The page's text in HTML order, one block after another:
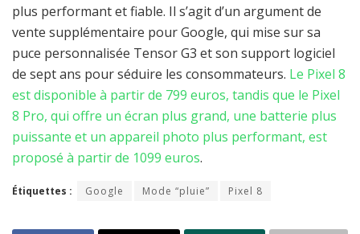
plus performant et fiable. Il s’agit d’un argument de
vente supplémentaire pour Google, qui mise sur sa
puce personnalisée Tensor G3 et son support logiciel
de sept ans pour séduire les consommateurs. Le Pixel 8
est disponible à partir de 799 euros, tandis que le Pixel
8 Pro, qui offre un écran plus grand, une batterie plus
puissante et un appareil photo plus performant, est
proposé à partir de 1099 euros.
Étiquettes : Google Mode “pluie” Pixel 8